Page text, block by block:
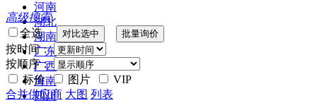
河南
湖北
湖南
广东
广西
海南
四川
高级搜索
全选
按时间：
按顺序：
标价
图片
VIP
合并供应商 大图 列表